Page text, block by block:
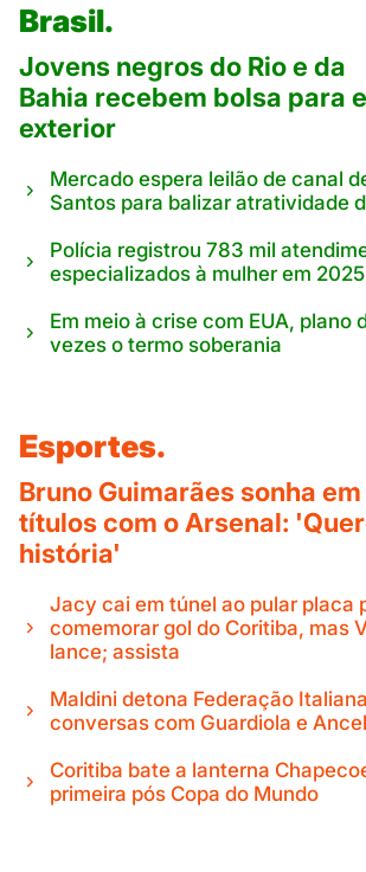
Brasil.
Jovens negros do Rio e da
Bahia recebem bolsa para
exterior
Mercado espera leilão de canal
Santos para balizar atratividade
Polícia registrou 783 mil
especializados à mulher em 2025
Em meio à crise com EUA, plano
vezes o termo soberania
Esportes.
Bruno Guimarães sonha
títulos com o Arsenal:
história'
Jacy cai em túnel ao pular placa
comemorar gol do Coritiba, mas
lance; assista
Maldini detona Federação
conversas com Guardiola e
Coritiba bate a lanterna
primeira pós Copa do Mundo